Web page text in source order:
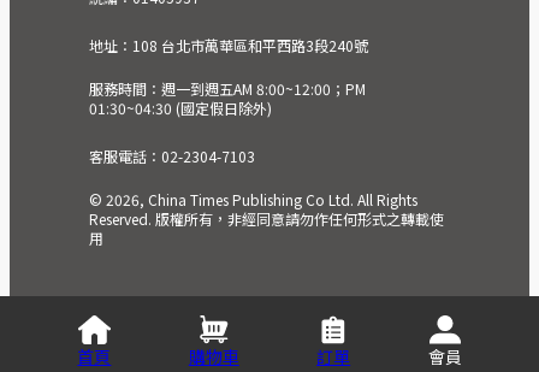
地址：108 台北市萬華區和平西路3段240號
服務時間：週一到週五AM 8:00~12:00；PM
01:30~04:30 (國定假日除外)
客服電話：02-2304-7103
© 2026, China Times Publishing Co Ltd. All Rights
Reserved. 版權所有，非經同意請勿作任何形式之轉載使
用
首頁 購物車 訂單 會員